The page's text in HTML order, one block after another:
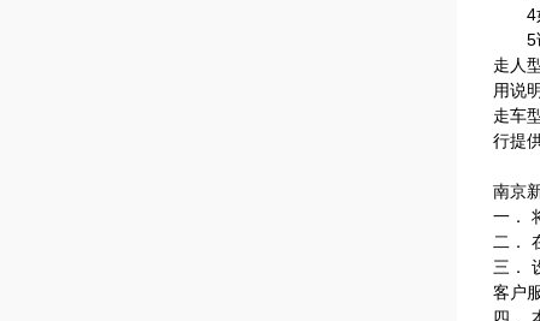
4如
5该
走人
用说
走车
行提
南京
一．
二．
三．
客户